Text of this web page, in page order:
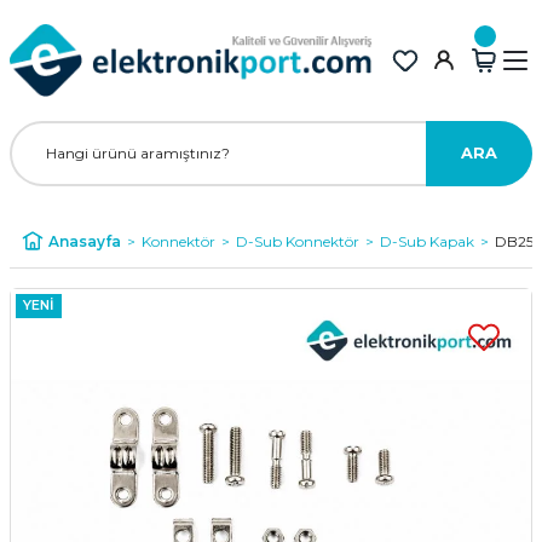
ARA
Anasayfa Konnektör D-Sub Konnektör D-Sub Kapak DB25
YENİ